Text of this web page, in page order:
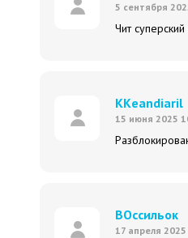
5 сентября
Чит суперский
ККeandiaril
15 июня 2025
ВОссильок
17 апреля